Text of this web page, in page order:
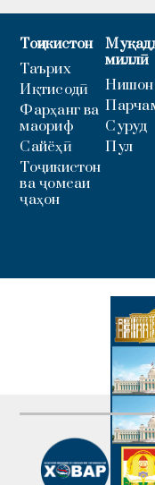
Тоҷикистон
Таърих
Иқтисодӣ
Фарҳанг ва
маориф
Сайёҳӣ
Тоҷикистон
ва ҷомеаи
ҷаҳон
миллӣ
Нишон
Суруд
Пул